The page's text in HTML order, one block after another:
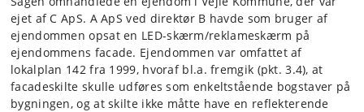
ejet af C ApS. A ApS ved direktør B havde som bruger af
ejendommen opsat en LED-skærm/reklameskærm på
ejendommens facade. Ejendommen var omfattet af
lokalplan 142 fra 1999, hvoraf bl.a. fremgik (pkt. 3.4), at
facadeskilte skulle udføres som enkeltstående bogstaver på
bygningen, og at skilte ikke måtte have en reflekterende